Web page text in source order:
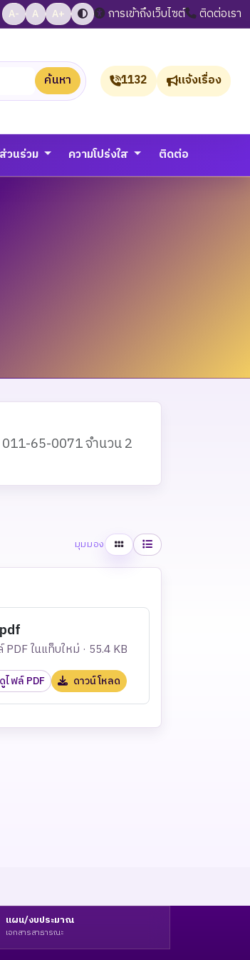
A- A A+ การเข้าถึงเว็บไซต์ ติดต่อเรา
ค้นหา 1132 แจ้งเรื่อง
วนร่วม ความโปร่งใส ติดต่อ
65-0071 จำนวน 2
มุมมอง ตารางรายการ
PDF ในแท็บใหม่ · 55.4 KB
ไฟล์ PDF ดาวน์โหลด
แผน/งบประมาณ
เอกสารสาธารณะ